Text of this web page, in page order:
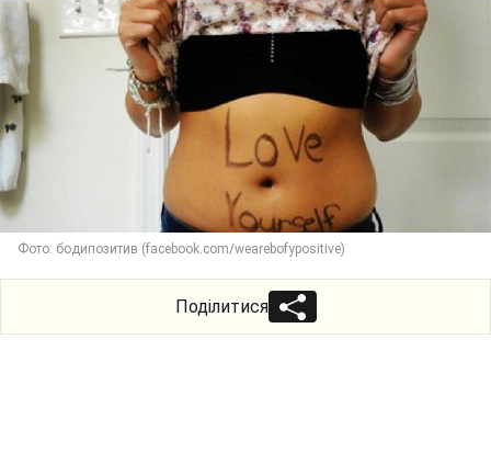
Фото: бодипозитив (facebook.com/wearebofypositive)
Поділитися